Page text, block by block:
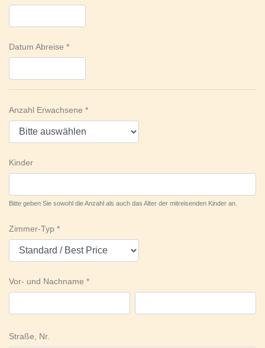
Datum Abreise
Anzahl Erwachsene
Kinder
Bitte geben Sie sowohl die Anzahl als auch das Alter der mitreisenden Kinder an.
Zimmer-Typ
Vor- und Nachname
Straße, Nr.